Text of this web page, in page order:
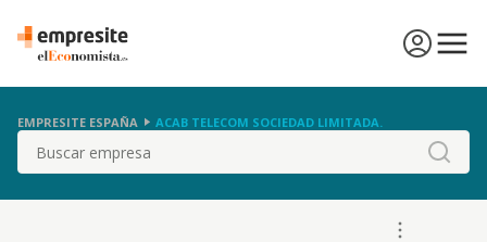
EMPRESITE ESPAÑA ACAB TELECOM SOCIEDAD LIMITADA.
Buscar